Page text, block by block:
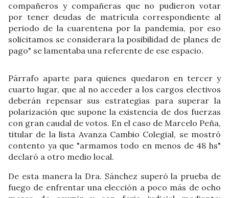
compañeros y compañeras que no pudieron votar
por tener deudas de matrícula correspondiente al
periodo de la cuarentena por la pandemia, por eso
solicitamos se considerara la posibilidad de planes de
pago" se lamentaba una referente de ese espacio.
Párrafo aparte para quienes quedaron en tercer y
cuarto lugar, que al no acceder a los cargos electivos
deberán repensar sus estrategias para superar la
polarización que supone la existencia de dos fuerzas
con gran caudal de votos. En el caso de Marcelo Peña,
titular de la lista Avanza Cambio Colegial, se mostró
contento ya que "armamos todo en menos de 48 hs"
declaró a otro medio local.
De esta manera la Dra. Sánchez superó la prueba de
fuego de enfrentar una elección a poco más de ocho